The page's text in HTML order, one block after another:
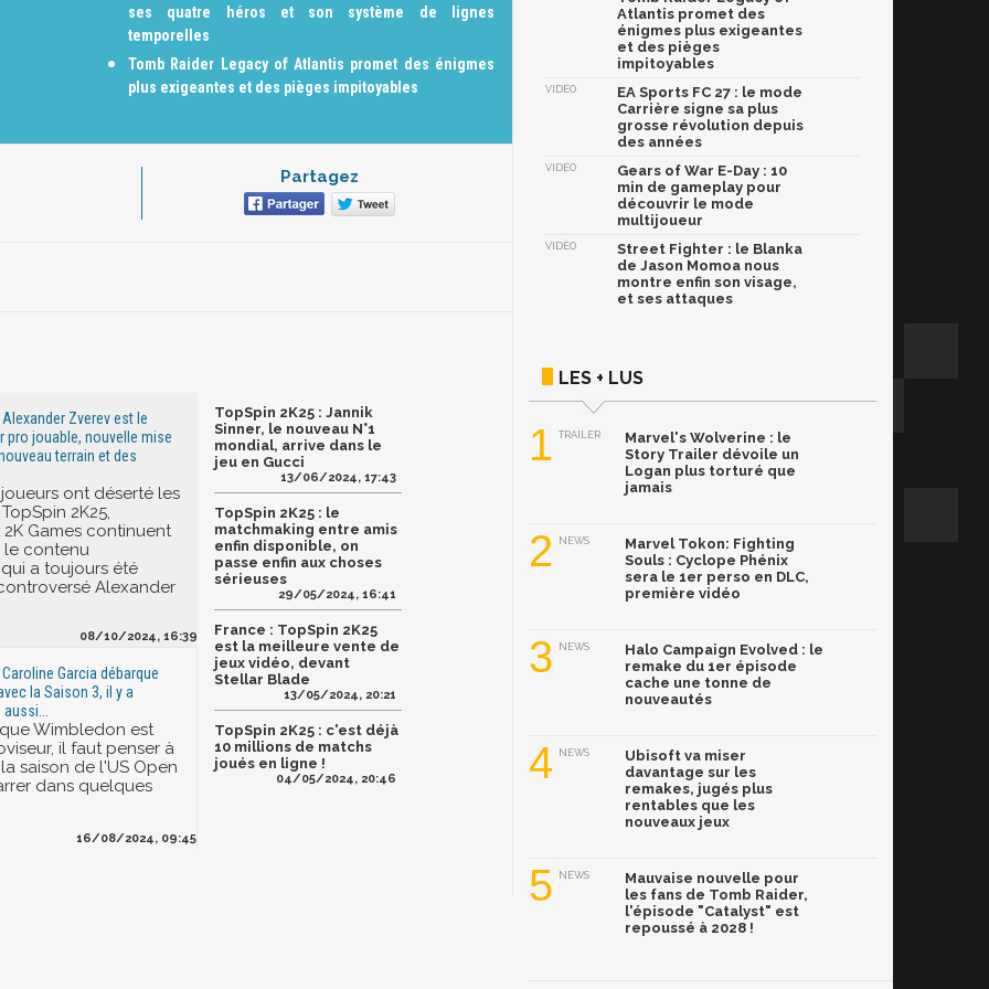
ses quatre héros et son système de lignes
temporelles
Tomb Raider Legacy of Atlantis promet des énigmes
plus exigeantes et des pièges impitoyables
Partagez
Zverev est le
pro jouable, nouvelle mise
terrain et des
joueurs ont déserté les
2K25,
2K Games continuent
le contenu
a toujours été
Alexander
08/10/2024, 16:39
Garcia débarque
la Saison 3, il y a
Wimbledon est
il faut penser à
saison de l'US Open
dans quelques
16/08/2024, 09:45
TopSpin 2K25 : Jannik
Sinner, le nouveau N°1
mondial, arrive dans le
jeu en Gucci
13/06/2024, 17:43
TopSpin 2K25 : le
matchmaking entre amis
enfin disponible, on
passe enfin aux choses
sérieuses
29/05/2024, 16:41
France : TopSpin 2K25
est la meilleure vente de
jeux vidéo, devant
Stellar Blade
13/05/2024, 20:21
TopSpin 2K25 : c'est déjà
10 millions de matchs
joués en ligne !
04/05/2024, 20:46
Atlantis promet des
énigmes plus exigeantes
et des pièges
impitoyables
VIDÉO
EA Sports FC 27 : le mode
Carrière signe sa plus
grosse révolution depuis
des années
VIDÉO
Gears of War E-Day : 10
min de gameplay pour
découvrir le mode
multijoueur
VIDÉO
Street Fighter : le Blanka
de Jason Momoa nous
montre enfin son visage,
et ses attaques
LES + LUS
1 TRAILER
Marvel's Wolverine : le
Story Trailer dévoile un
Logan plus torturé que
jamais
2 NEWS
Marvel Tokon: Fighting
Souls : Cyclope Phénix
sera le 1er perso en DLC,
première vidéo
3 NEWS
Halo Campaign Evolved : le
remake du 1er épisode
cache une tonne de
nouveautés
4 NEWS
Ubisoft va miser
davantage sur les
remakes, jugés plus
rentables que les
nouveaux jeux
5 NEWS
Mauvaise nouvelle pour
les fans de Tomb Raider,
l'épisode "Catalyst" est
repoussé à 2028 !